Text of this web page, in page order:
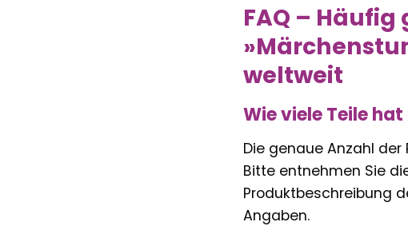
FAQ –
weltweit
Wie viele Teile
Die genaue Anzahl
Bitte entnehmen Sie
Produktbeschreibung
Angaben.